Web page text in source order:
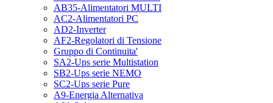
AB35-Alimentatori MULTI
AC2-Alimentatori PC
AD2-Inverter
AF2-Regolatori di Tensione
Gruppo di Continuita'
SA2-Ups serie Multistation
SB2-Ups serie NEMO
SC2-Ups serie Pure
A9-Energia Alternativa